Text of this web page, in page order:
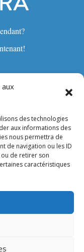
des technologies
aux informations des
nous permettra de
de navigation ou les ID
ou de retirer son
caractéristiques